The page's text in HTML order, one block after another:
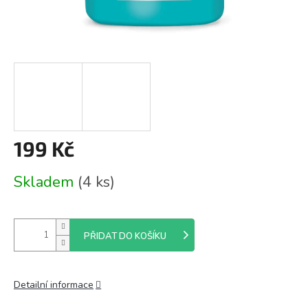
199 Kč
cena:
Skladem (4 ks)
PŘIDAT DO KOŠÍKU
Detailní informace